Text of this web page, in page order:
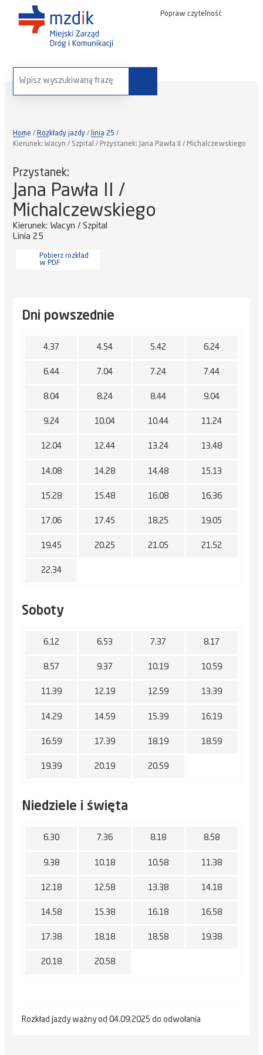
Popraw czytelność
wyszukaj na stronie:
Home Rozkłady jazdy
linia 25
Kierunek: Wacyn / Szpital / Przystanek: Jana Pawła II / Michalczewskiego
Przystanek:
Jana Pawła II /
Michalczewskiego
Kierunek: Wacyn / Szpital
Linia 25
Pobierz rozkład
w PDF
Dni powszednie
4.37 4.54 5.42 6.24
6.44 7.04 7.24 7.44
8.04 8.24 8.44 9.04
9.24 10.04 10.44 11.24
12.04 12.44 13.24 13.48
14.08 14.28 14.48 15.13
15.28 15.48 16.08 16.36
17.06 17.45 18.25 19.05
19.45 20.25 21.05 21.52
22.34
Soboty
6.12 6.53 7.37 8.17
8.57 9.37 10.19 10.59
11.39 12.19 12.59 13.39
14.29 14.59 15.39 16.19
16.59 17.39 18.19 18.59
19.39 20.19 20.59
Niedziele i święta
6.30 7.36 8.18 8.58
9.38 10.18 10.58 11.38
12.18 12.58 13.38 14.18
14.58 15.38 16.18 16.58
17.38 18.18 18.58 19.38
20.18 20.58
Rozkład jazdy ważny od 04.09.2025 do odwołania